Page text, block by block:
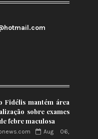
Fidélis mantém área
sobre exames
febre maculosa
Aug 06,